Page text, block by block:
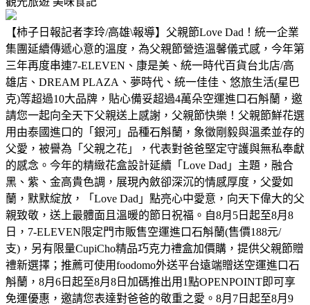
【柿子日報記者李玲/高雄\報導】父親節Love Dad！統一企業
集團延續傳遞心意的溫度，為父親節營造溫馨儀式感，今年第
三年再度串連7-ELEVEN、康是美、統一時代百貨台北店/高
雄店、DREAM PLAZA、夢時代、統一佳佳、悠旅生活(星巴
克)等超過10大品牌，貼心備妥超過4萬朵空運進口石斛蘭，邀
請您一起向全天下父親送上感謝，父親節快樂！父親節鮮花選
用由泰國進口的「銀河」品種石斛蘭，象徵剛毅與溫柔並存的
父愛，被譽為「父親之花」，代表對爸爸堅定守護與無私奉獻
的感念。今年的精緻花盒設計延續「Love Dad」主題，融合
黑、紫、金高貴色調，展現內斂卻深沉的情感厚度，父愛如
蘭，默默綻放，「Love Dad」點亮心中愛意，向天下偉大的父
親致敬，送上最體面且溫暖的節日祝福。自8月5日起至8月8
日，7-ELEVEN限定門市販售空運進口石斛蘭(售價188元/
支)，另有限量CupiCho精品巧克力禮盒加價購，提供父親節贈
禮新選擇；推薦可使用foodomo外送平台遠端贈送空運進口石
斛蘭，8月6日起至8月8日加碼推出用1點OPENPOINT即可享
免運優惠，邀請您表達對爸爸的敬重之愛。8月7日起至8月9